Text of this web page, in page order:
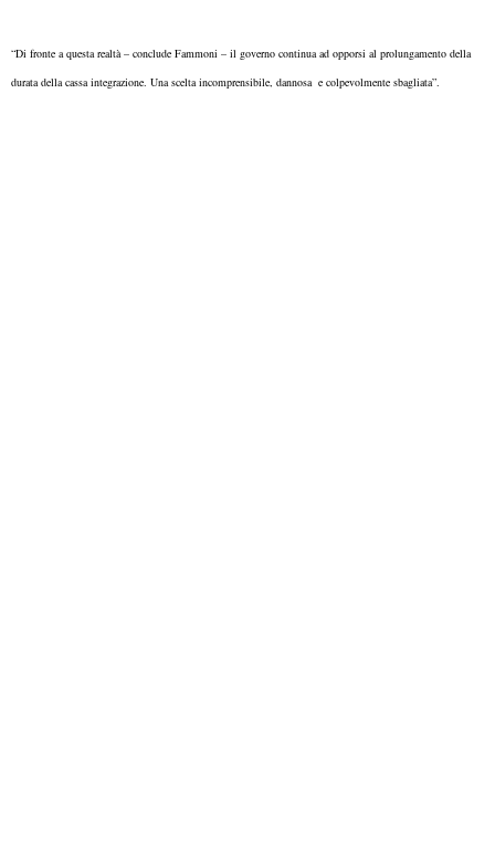
“Di fronte a questa realtà – conclude Fammoni – il governo continua ad opporsi al prolungamento della
durata della cassa integrazione. Una scelta incomprensibile, dannosa e colpevolmente sbagliata”.